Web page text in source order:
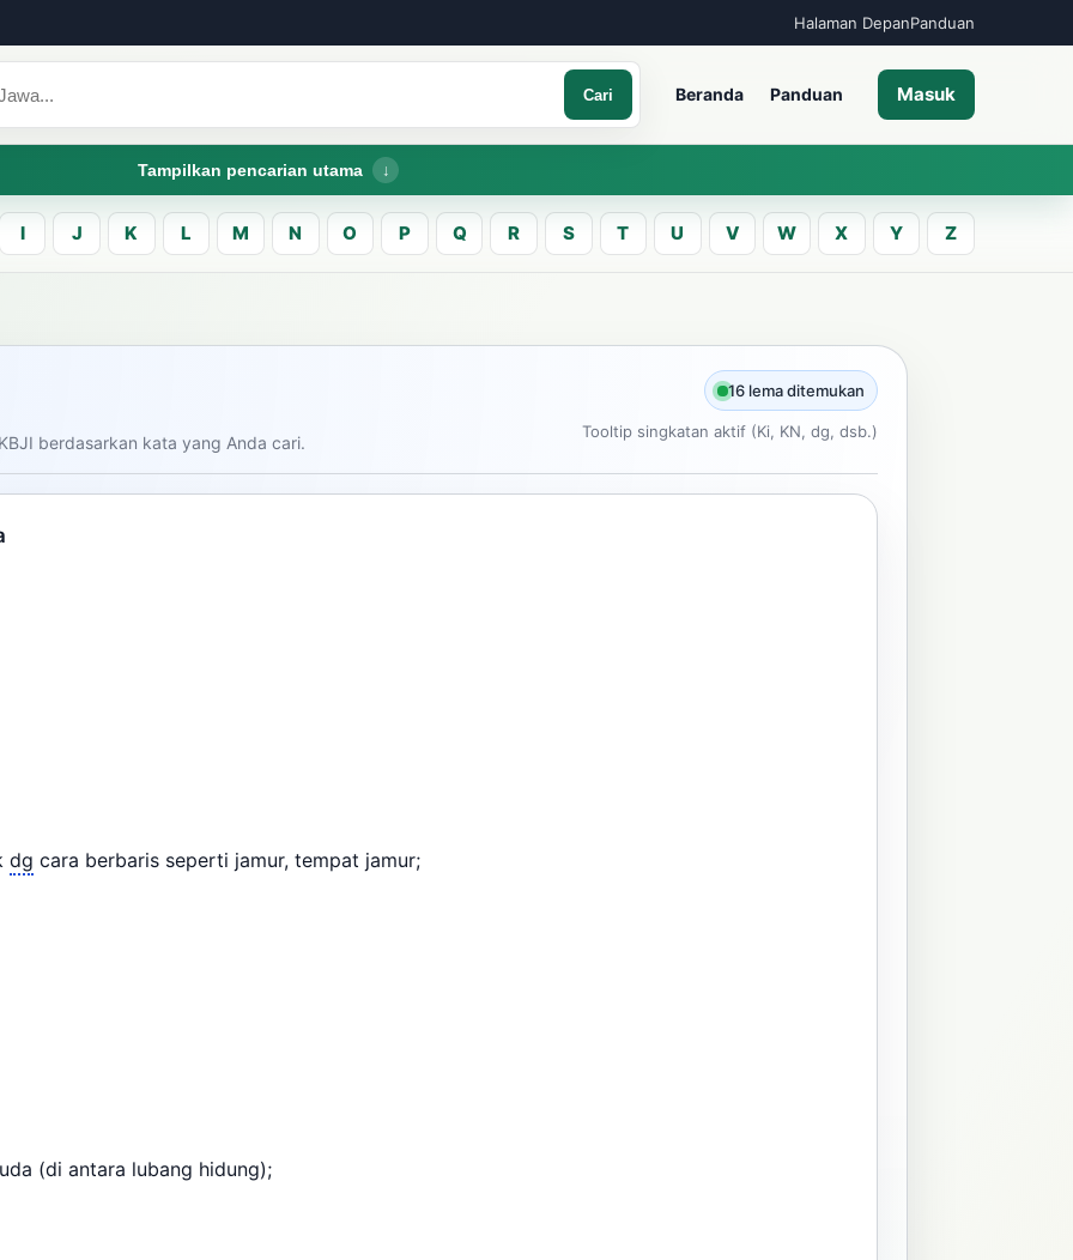
Halaman DepanPanduan
Cari Beranda Panduan Masuk
Tampilkan pencarian utama
bahasa Indonesia saat
Masukkan kata Jawa
I J K L M N O P Q R S T U V W X Y Z
berdasarkan kata yang Anda cari.
16 lema ditemukan
Tooltip singkatan aktif (Ki, KN, dg, dsb.)
dg cara berbaris seperti jamur, tempat jamur;
(di antara lubang hidung);